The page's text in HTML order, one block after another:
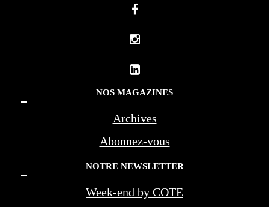
NOS MAGAZINES
Archives
Abonnez-vous
NOTRE NEWSLETTER
Week-end by COTE